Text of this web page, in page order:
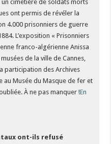
cimetière de soldats morts
ont permis de révéler la
4.000 prisonniers de guerre
L’exposition « Prisonniers
franco-algérienne Anissa
de la ville de Cannes,
participation des Archives
au Musée du Masque de fer et
À ne pas manquer !En
ont-ils refusé